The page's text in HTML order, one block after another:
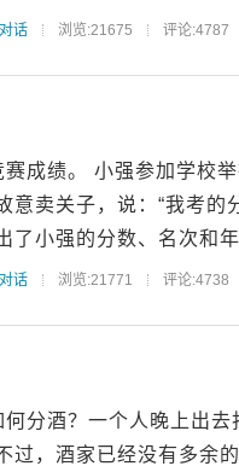
对话 浏览:21675 评论:4787
成绩。 小强参加学校
意卖关子，说：“我考
了小强的分数、名次和
对话 浏览:21771 评论:4738
分酒？一个人晚上出
过，酒家已经没有多余